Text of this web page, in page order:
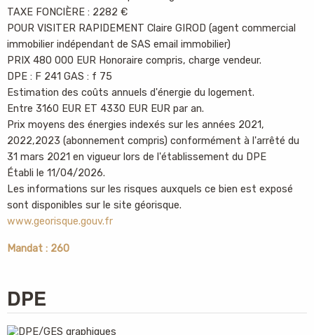
TAXE FONCIÈRE : 2282 €
POUR VISITER RAPIDEMENT Claire GIROD (agent commercial
immobilier indépendant de SAS email immobilier)
PRIX 480 000 EUR Honoraire compris, charge vendeur.
DPE : F 241 GAS : f 75
Estimation des coûts annuels d'énergie du logement.
Entre 3160 EUR ET 4330 EUR EUR par an.
Prix moyens des énergies indexés sur les années 2021,
2022,2023 (abonnement compris) conformément à l'arrêté du
31 mars 2021 en vigueur lors de l'établissement du DPE
Établi le 11/04/2026.
Les informations sur les risques auxquels ce bien est exposé
sont disponibles sur le site géorisque.
www.georisque.gouv.fr
Mandat : 260
DPE